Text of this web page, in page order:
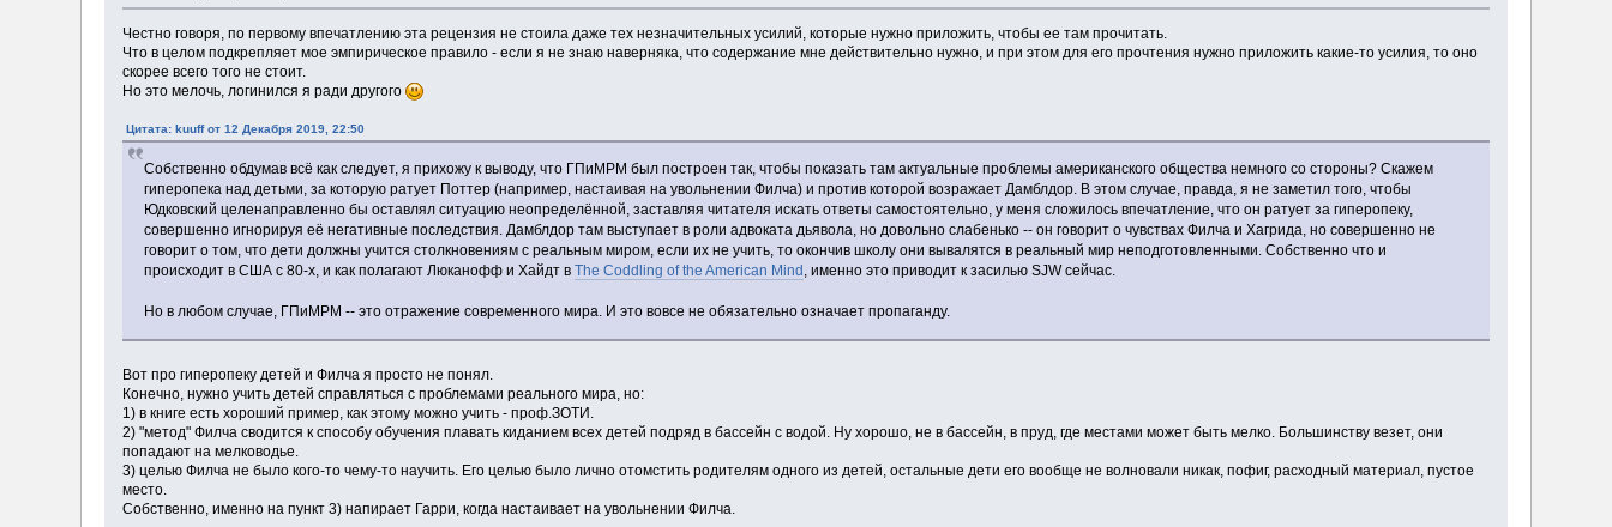
Честно говоря, по первому впечатлению эта рецензия не стоила даже тех незначительных усилий, которые нужно приложить, чтобы ее там прочитать.
Что в целом подкрепляет мое эмпирическое правило - если я не знаю наверняка, что содержание мне действительно нужно, и при этом для его прочтения нужно приложить какие-то усилия, то оно
скорее всего того не стоит.
Но это мелочь, логинился я ради другого
Цитата: kuuff от 12 Декабря 2019, 22:50
Собственно обдумав всё как следует, я прихожу к выводу, что ГПиМРМ был построен так, чтобы показать там актуальные проблемы американского общества немного со стороны? Скажем
гиперопека над детьми, за которую ратует Поттер (например, настаивая на увольнении Филча) и против которой возражает Дамблдор. В этом случае, правда, я не заметил того, чтобы
Юдковский целенаправленно бы оставлял ситуацию неопределённой, заставляя читателя искать ответы самостоятельно, у меня сложилось впечатление, что он ратует за гиперопеку,
совершенно игнорируя её негативные последствия. Дамблдор там выступает в роли адвоката дьявола, но довольно слабенько -- он говорит о чувствах Филча и Хагрида, но совершенно не
говорит о том, что дети должны учится столкновениям с реальным миром, если их не учить, то окончив школу они вывалятся в реальный мир неподготовленными. Собственно что и
происходит в США с 80-х, и как полагают Люканофф и Хайдт в The Coddling of the American Mind , именно это приводит к засилью SJW сейчас.
Но в любом случае, ГПиМРМ -- это отражение современного мира. И это вовсе не обязательно означает пропаганду.
Вот про гиперопеку детей и Филча я просто не понял.
Конечно, нужно учить детей справляться с проблемами реального мира, но:
1) в книге есть хороший пример, как этому можно учить - проф.ЗОТИ.
2) "метод" Филча сводится к способу обучения плавать киданием всех детей подряд в бассейн с водой. Ну хорошо, не в бассейн, в пруд, где местами может быть мелко. Большинству везет, они
попадают на мелководье.
3) целью Филча не было кого-то чему-то научить. Его целью было лично отомстить родителям одного из детей, остальные дети его вообще не волновали никак, пофиг, расходный материал, пустое
место.
Собственно, именно на пункт 3) напирает Гарри, когда настаивает на увольнении Филча.